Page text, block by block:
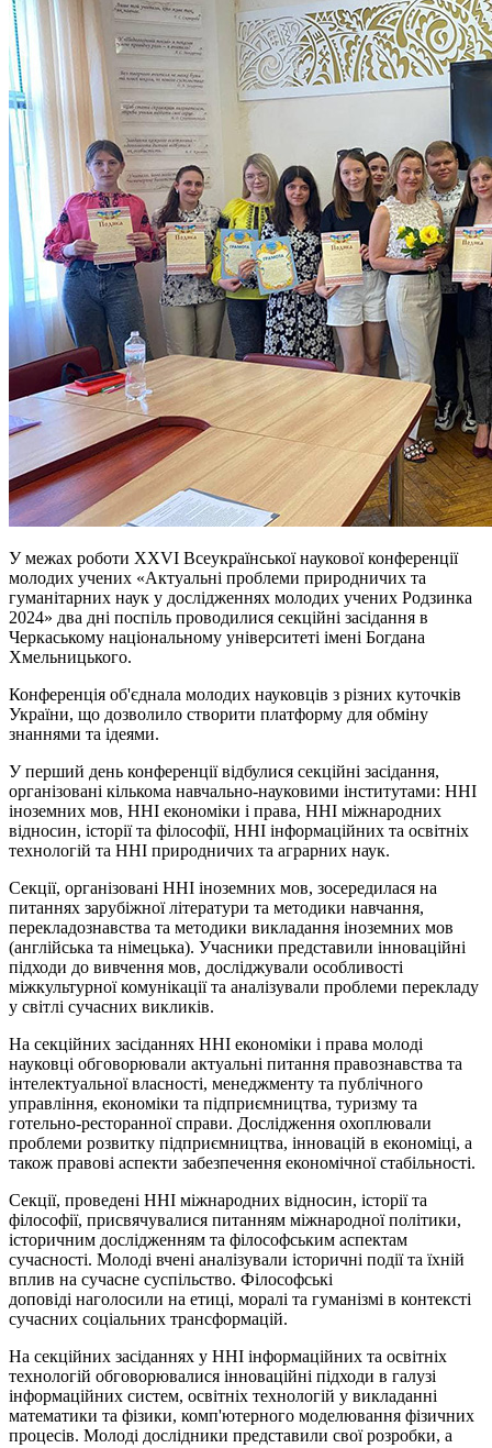
У межах роботи XXVI Всеукраїнської наукової конференції
молодих учених «Актуальні проблеми природничих та
гуманітарних наук у дослідженнях молодих учених Родзинка
2024» два дні поспіль проводилися секційні засідання в
Черкаському національному університеті імені Богдана
Хмельницького.
Конференція об'єднала молодих науковців з різних куточків
України, що дозволило створити платформу для обміну
знаннями та ідеями.
У перший день конференції відбулися секційні засідання,
організовані кількома навчально-науковими інститутами: ННІ
іноземних мов, ННІ економіки і права, ННІ міжнародних
відносин, історії та філософії, ННІ інформаційних та освітніх
технологій та ННІ природничих та аграрних наук.
Секції, організовані ННІ іноземних мов, зосередилася на
питаннях зарубіжноїлітератури та методики навчання,
перекладознавства та методики викладання іноземних мов
(англійська та німецька). Учасники представили інноваційні
підходи до вивчення мов, досліджували особливості
міжкультурної комунікації та аналізували проблеми перекладу
у світлі сучасних викликів.
На секційних засіданнях ННІ економіки і права молоді
науковці обговорювали актуальні питання правознавства та
інтелектуальної власності, менеджменту та публічного
управління, економіки та підприємництва, туризму та
готельно-ресторанної справи. Дослідження охоплювали
проблеми розвитку підприємництва, інновацій в економіці, а
також правові аспекти забезпечення економічної стабільності.
Секції, проведені ННІ міжнародних відносин, історії та
філософії, присвячувалися питанням міжнародної політики,
історичним дослідженням та філософським аспектам
сучасності. Молоді вчені аналізували історичні події та їхній
вплив на сучасне суспільство. Філософські
доповіді наголосили на етиці, моралі та гуманізмі в контексті
сучасних соціальних трансформацій.
На секційних засіданнях у ННІ інформаційних та освітніх
технологій обговорювалися інноваційні підходи в галузі
інформаційних систем, освітніх технологій у викладанні
математики та фізики, комп'ютерного моделювання фізичних
процесів. Молоді дослідники представили свої розробки, а